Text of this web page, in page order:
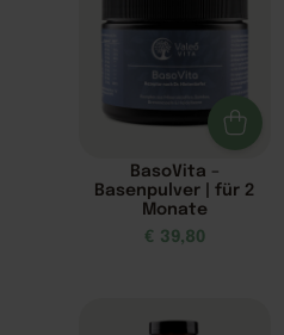
BasoVita –
Basenpulver | für 2
Monate
€ 39,80